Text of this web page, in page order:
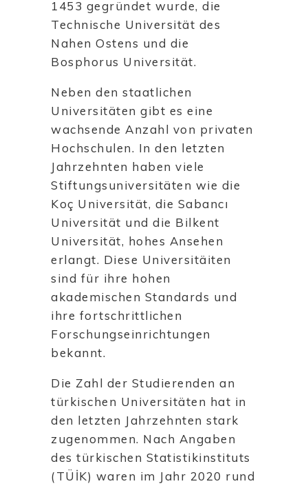
1453 gegründet wurde, die
Technische Universität des
Nahen Ostens und die
Bosphorus Universität.
Neben den staatlichen
Universitäten gibt es eine
wachsende Anzahl von privaten
Hochschulen. In den letzten
Jahrzehnten haben viele
Stiftungsuniversitäten wie die
Koç Universität, die Sabancı
Universität und die Bilkent
Universität, hohes Ansehen
erlangt. Diese Universitäiten
sind für ihre hohen
akademischen Standards und
ihre fortschrittlichen
Forschungseinrichtungen
bekannt.
Die Zahl der Studierenden an
türkischen Universitäten hat in
den letzten Jahrzehnten stark
zugenommen. Nach Angaben
des türkischen Statistikinstituts
(TÜİK) waren im Jahr 2020 rund